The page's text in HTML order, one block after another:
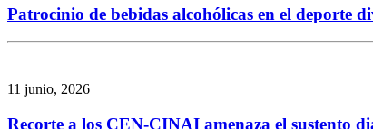
Patrocinio de bebidas alcohólicas en el deporte
11 junio, 2026
Recorte a los CEN-CINAI amenaza el sustento